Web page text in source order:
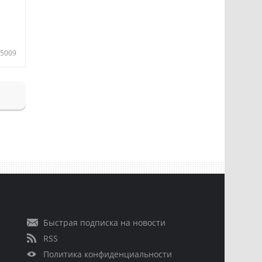
5009
Быстрая подписка на новости
RSS
Политика конфиденциальности